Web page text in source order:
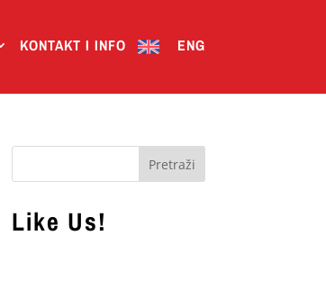
KONTAKT I INFO ENG
Like Us!